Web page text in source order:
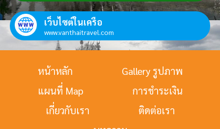
เว็บไซต์ในเครือ
www.vanthaitravel.com
หน้าหลัก
Gallery รูปภาพ
แผนที่ Map
การชำระเงิน
เกี่ยวกับเรา
ติดต่อเรา